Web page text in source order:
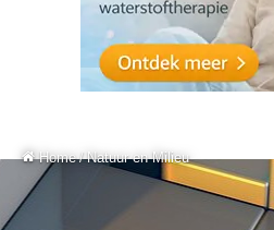
Home / Natuur en Milieu